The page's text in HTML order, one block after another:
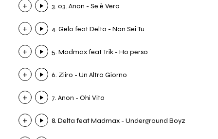
3. 03. Anon - Se è Vero
4. Gelo feat Delta - Non Sei Tu
5. Madmax feat Trik - Ho perso
6. Ziiro - Un Altro Giorno
7. Anon - Ohi Vita
8. Delta feat Madmax - Underground Boyz